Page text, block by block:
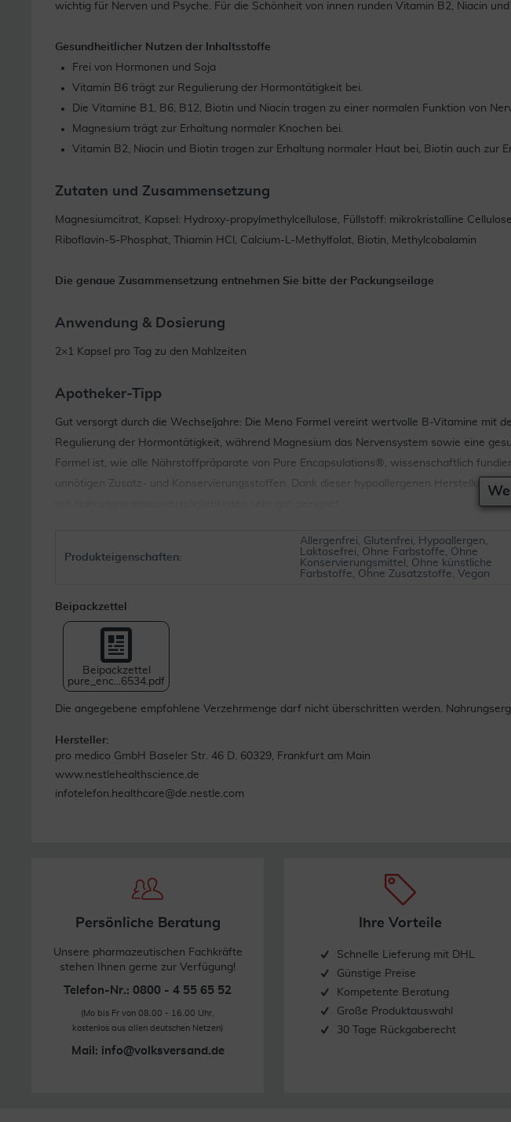
wichtig für Nerven und Psyche. Für die Schönheit von innen runden Vitamin B2, Niacin
Gesundheitlicher Nutzen der Inhaltsstoffe
Frei von Hormonen und Soja
Vitamin B6 trägt zur Regulierung der Hormontätigkeit bei.
Die Vitamine B1, B6, B12, Biotin und Niacin tragen zu einer normalen Funktion von
Magnesium trägt zur Erhaltung normaler Knochen bei.
Vitamin B2, Niacin und Biotin tragen zur Erhaltung normaler Haut bei, Biotin auch zur
Zutaten und Zusammensetzung
Magnesiumcitrat, Kapsel: Hydroxy-propylmethylcellulose, Füllstoff: mikrokristalline
Riboflavin-5-Phosphat, Thiamin HCl, Calcium-L-Methylfolat, Biotin, Methylcobalamin
Die genaue Zusammensetzung entnehmen Sie bitte der Packungseilage
Anwendung & Dosierung
2×1 Kapsel pro Tag zu den Mahlzeiten
Apotheker-Tipp
Gut versorgt durch die Wechseljahre: Die Meno Formel vereint wertvolle B-Vitamine mit
Regulierung der Hormontätigkeit, während Magnesium das Nervensystem sowie eine
Formel ist, wie alle Nährstoffpräparate von Pure Encapsulations®, wissenschaftlich
unnötigen Zusatz- und Konservierungsstoffen. Dank dieser hypoallergenen Herstellung
Produkteigenschaften:
Allergenfrei, Glutenfrei, Hypoallergen,
Laktosefrei, Ohne Farbstoffe, Ohne
Konservierungsmittel, Ohne künstliche
Farbstoffe, Ohne Zusatzstoffe, Vegan
Beipackzettel
Beipackzettel
pure_enc...6534.pdf
Die angegebene empfohlene Verzehrmenge darf nicht überschritten werden.
Hersteller:
pro medico GmbH Baseler Str. 46 D. 60329, Frankfurt am Main
www.nestlehealthscience.de
infotelefon.healthcare@de.nestle.com
Persönliche Beratung
Unsere pharmazeutischen Fachkräfte
stehen Ihnen gerne zur Verfügung!
Telefon-Nr.: 0800 - 4 55 65 52
(Mo bis Fr von 08.00 - 16.00 Uhr,
kostenlos aus allen deutschen Netzen)
Mail: info@volksversand.de
Ihre Vorteile
Schnelle Lieferung mit DHL
Günstige Preise
Kompetente Beratung
Große Produktauswahl
30 Tage Rückgaberecht